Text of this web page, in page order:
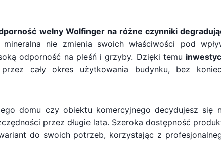
wełny Wolfinger na różne czynniki
nie zmienia swoich właściwości pod
odporność na pleśń i grzyby. Dzięki temu
przez cały okres użytkowania budynku, bez
domu czy obiektu komercyjnego decydujesz się
przez długie lata. Szeroka dostępność
do swoich potrzeb, korzystając z